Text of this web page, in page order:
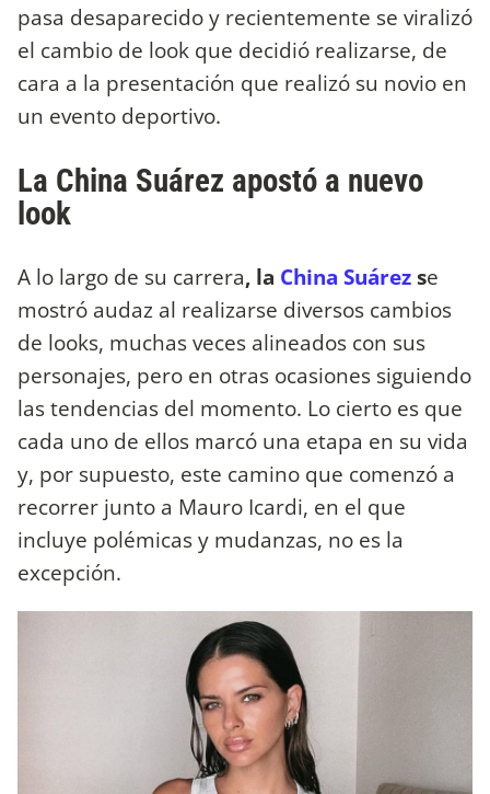
pasa desaparecido y recientemente se viralizó
el cambio de look que decidió realizarse, de
cara a la presentación que realizó su novio en
un evento deportivo.
La China Suárez apostó a nuevo
look
A lo largo de su carrera, la China Suárezse
mostró audaz al realizarse diversos cambios
de looks, muchas veces alineados con sus
personajes, pero en otras ocasiones siguiendo
las tendencias del momento. Lo cierto es que
cada uno de ellos marcó una etapa en su vida
y, por supuesto, este camino que comenzó a
recorrer junto a Mauro Icardi, en el que
incluye polémicas y mudanzas, no es la
excepción.